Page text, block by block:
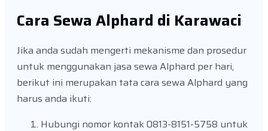
Cara Sewa Alphard di Karawaci
Jika anda sudah mengerti mekanisme dan prosedur
untuk menggunakan jasa sewa Alphard per hari,
berikut ini merupakan tata cara sewa Alphard yang
harus anda ikuti:
Hubungi nomor kontak 0813-8151-5758 untuk